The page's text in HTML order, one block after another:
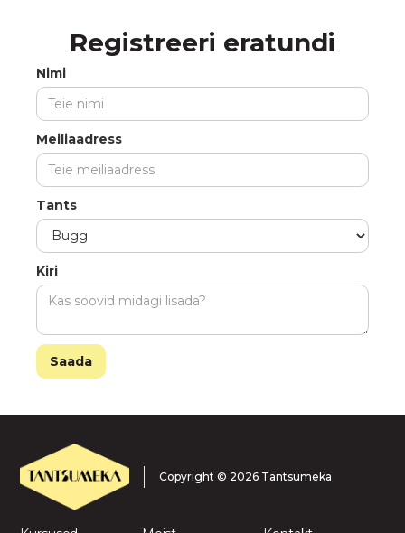
Registreeri eratundi
Nimi
Meiliaadress
Tants
Kiri
Copyright © 2026 Tantsumeka